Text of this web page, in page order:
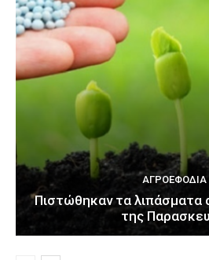
ΑΓΡΟΕΦΌΔΙΑ
Πιστώθηκαν τα λιπάσματα
της